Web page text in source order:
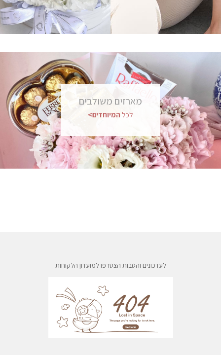
מארזים משולבים
לכל המיוחדים>
לעדכונים והטבות הצטרפו למועדון הלקוחות